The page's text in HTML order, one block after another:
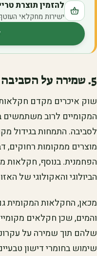
להזמין תוצרת
ישירות מחקלאי
5. שמירה על הסביבה
שוק איכרים מקדם
המקומיים לרוב משתמשים
לסביבה. התמחות בגידול
מוצרים ממקומות
הפחמנית. בנוסף, חקלאות
הביולוגי והאקולוגי של
מכאן, החקלאות המקומית
והמים, שכן חקלאים
שלהם תוך שמירה על
שימוש בחומרי דישון